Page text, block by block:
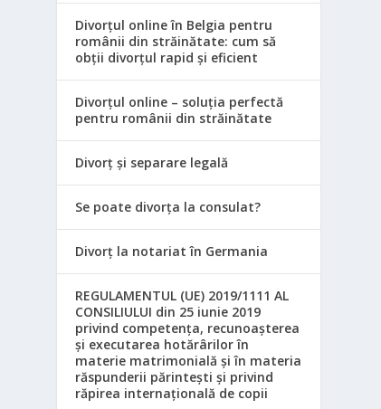
Divorțul online în Belgia pentru
românii din străinătate: cum să
obții divorțul rapid și eficient
Divorțul online – soluția perfectă
pentru românii din străinătate
Divorț și separare legală
Se poate divorța la consulat?
Divorț la notariat în Germania
REGULAMENTUL (UE) 2019/1111 AL
CONSILIULUI din 25 iunie 2019
privind competența, recunoașterea
și executarea hotărârilor în
materie matrimonială și în materia
răspunderii părintești și privind
răpirea internațională de copii